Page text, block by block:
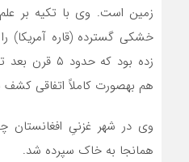
زمین است. وی با تکیه بر
خشکی گسترده (قاره
زده بود که
هم به­صورت کاملاً اتفاقی
وی در شهر غزنیِ
همانجا به خاک سپرده شد.